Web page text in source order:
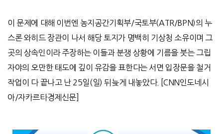
이 문제에 대해 이번엔 농지공간기획부/국토부(ATR/BPN)의 누
스론 와히드 장관이 나서 해당 토지가 명백히 기상청 소유이며 그
곳의 상속인이라 주장하는 이들과 분쟁 상황에 기름을 붓는 그립
자야의 오만한 태도에 깊이 유감을 표한다는 서면 입장문을 철거
작업이 다 끝나고 난 25일(일)뒤늦게 내놓았다. [CNN인도네시
아/자카르타경제신문